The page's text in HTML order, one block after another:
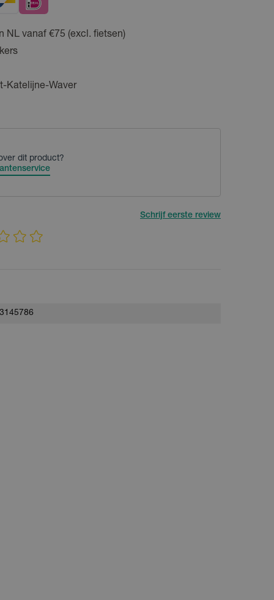
NL vanaf €75 (excl. fietsen)
Katelijne-Waver
dit product?
Schrijf eerste review